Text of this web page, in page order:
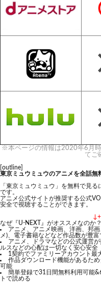
※本ページの情報は2020年6月
てご
[outline]
東京ミュウミュウのアニメを全話無
「東京ミュウミュウ」を無料で見
です。
アニメ公式サイトが推奨する公式
安全で視聴することができます。
なぜ『U-NEXT』がオススメなのか？
アニメ、アニメ映画、洋画、邦
メ)、電子書籍などなど作品数が豊
アニメ、ドラマなどの公式運営
ルスなどの心配は一切なく安心安全
1契約でファミリーアカウント最
作品ダウンロード機能があるた
可能
簡単登録で31日間無料利用可能
トで読める